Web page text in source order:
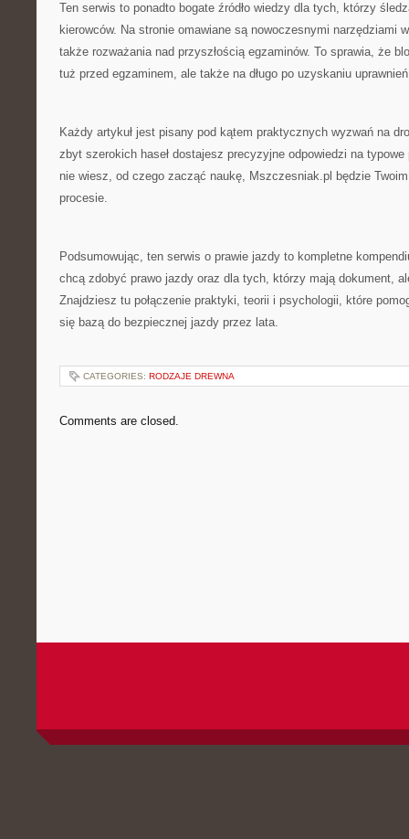
Ten serwis to ponadto bogate źródło wiedzy dla tych, którzy
kierowców. Na stronie omawiane są nowoczesnymi narzędziami
także rozważania nad przyszłością egzaminów. To sprawia, że
tuż przed egzaminem, ale także na długo po uzyskaniu
Każdy artykuł jest pisany pod kątem praktycznych wyzwań na
zbyt szerokich haseł dostajesz precyzyjne odpowiedzi na
nie wiesz, od czego zacząć naukę, Mszczesniak.pl będzie
procesie.
Podsumowując, ten serwis o prawie jazdy to kompletne
chcą zdobyć prawo jazdy oraz dla tych, którzy mają dokument,
Znajdziesz tu połączenie praktyki, teorii i psychologii, które
się bazą do bezpiecznej jazdy przez lata.
CATEGORIES: RODZAJE DREWNA
Comments are closed.